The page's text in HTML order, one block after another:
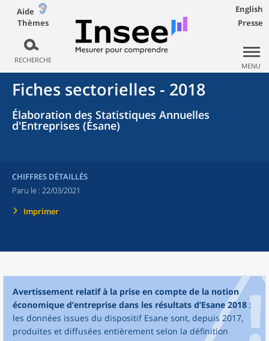
Aide
Thèmes
RECHERCHE
English
Presse
MENU
Fiches sectorielles - 2018
Élaboration des Statistiques Annuelles
d'Entreprises (Ésane)
CHIFFRES DÉTAILLÉS
Paru le : 22/03/2021
Imprimer
Avertissement relatif à la prise en compte de la notion
économique d’entreprise dans les résultats d’Esane 2018 :
les données issues du dispositif Esane sont, depuis 2017,
produites et diffusées entièrement selon la définition